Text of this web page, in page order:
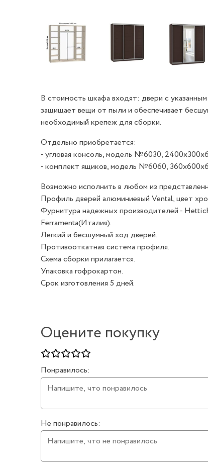
В стоимость шкафа входят: двери с
защищает вещи от пыли и обеспечивает
необходимый крепеж для сборки.
Отдельно приобретается:
- угловая консоль, модель №6030,
- комплект ящиков, модель №6060,
Возможно исполнить в любом из
Профиль дверей алюминиевый Vental, цвет
Фурнитура надежных производителей -
Ferramenta(Италия).
Легкий и бесшумный ход дверей.
Противооткатная система профиля.
Схема сборки прилагается.
Упаковка гофрокартон.
Срок изготовления 5 дней.
Оцените покупку
Понравилось:
Не понравилось: